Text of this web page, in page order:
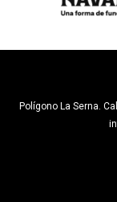
Polígono La Serna.